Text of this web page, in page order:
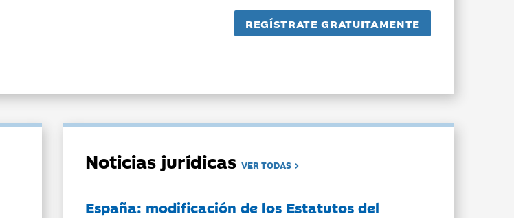
Noticias jurídicasVER TODAS
España: modificación de los Estatutos del